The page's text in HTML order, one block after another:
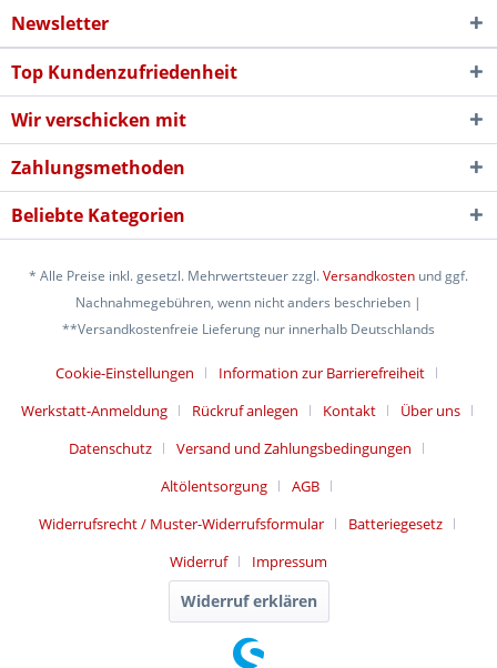
Newsletter
Top Kundenzufriedenheit
Wir verschicken mit
Zahlungsmethoden
Beliebte Kategorien
* Alle Preise inkl. gesetzl. Mehrwertsteuer zzgl.Versandkosten und ggf.
Nachnahmegebühren, wenn nicht anders beschrieben |
**Versandkostenfreie Lieferung nur innerhalb Deutschlands
Cookie-Einstellungen
Information zur Barrierefreiheit
Werkstatt-Anmeldung
Rückruf anlegen Kontakt
Über uns
Datenschutz
Versand und Zahlungsbedingungen
Altölentsorgung
AGB
Widerrufsrecht / Muster-Widerrufsformular
Batteriegesetz
Widerruf
Impressum
Widerruf erklären